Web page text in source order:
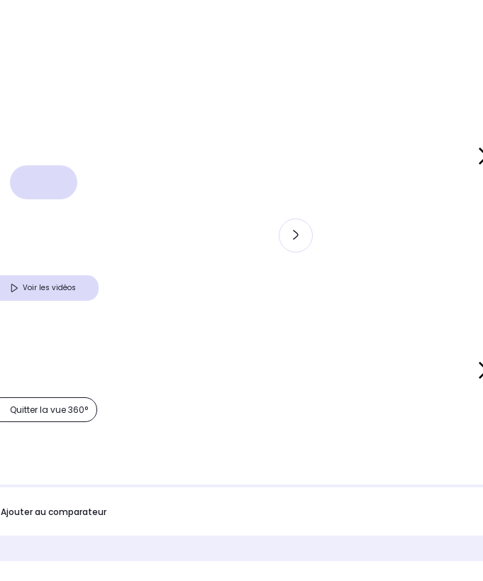
Voir les vidéos
Quitter la vue 360°
Ajouter au comparateur